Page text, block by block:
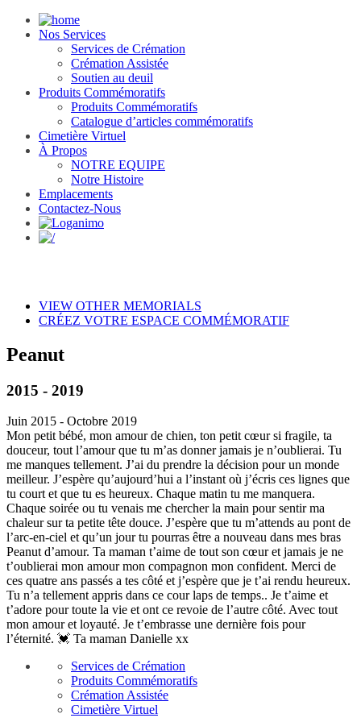
Nos Services
Services de Crémation
Crémation Assistée
Soutien au deuil
Produits Commémoratifs
Produits Commémoratifs
Catalogue d’articles commémoratifs
Cimetière Virtuel
À Propos
NOTRE EQUIPE
Notre Histoire
Emplacements
Contactez-Nous
VIEW OTHER MEMORIALS
CRÉEZ VOTRE ESPACE COMMÉMORATIF
Peanut
2015 - 2019
Juin 2015 - Octobre 2019
Mon petit bébé, mon amour de chien, ton petit cœur si fragile, ta
douceur, tout l’amour que tu m’as donner jamais je n’oublierai. Tu
me manques tellement. J’ai du prendre la décision pour un monde
meilleur. J’espère qu’aujourd’hui a l’instant où j’écris ces lignes que
tu court et que tu es heureux. Chaque matin tu me manquera.
Chaque soirée ou tu venais me chercher la main pour sentir ma
chaleur sur ta petite tête douce. J’espère que tu m’attends au pont de
l’arc-en-ciel et qu’un jour tu pourras être a nouveau dans mes bras
Peanut d’amour. Ta maman t’aime de tout son cœur et jamais je ne
t’oublierai mon amour mon compagnon mon confident. Merci de
ces quatre ans passés a tes côté et j’espère que je t’ai rendu heureux.
Tu n’a tellement appris dans ce cour laps de temps.. Je t’aime et
t’adore pour toute la vie et ont ce revoie de l’autre côté. Avec tout
mon amour et loyauté. Je t’embrasse une dernière fois pour
l’éternité. 💓 Ta maman Danielle xx
Services de Crémation
Produits Commémoratifs
Crémation Assistée
Cimetière Virtuel